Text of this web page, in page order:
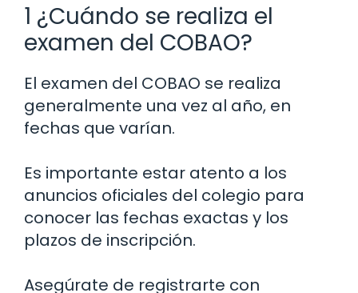
1 ¿Cuándo se realiza el
examen del COBAO?
El examen del COBAO se realiza
generalmente una vez al año, en
fechas que varían.
Es importante estar atento a los
anuncios oficiales del colegio para
conocer las fechas exactas y los
plazos de inscripción.
Asegúrate de registrarte con